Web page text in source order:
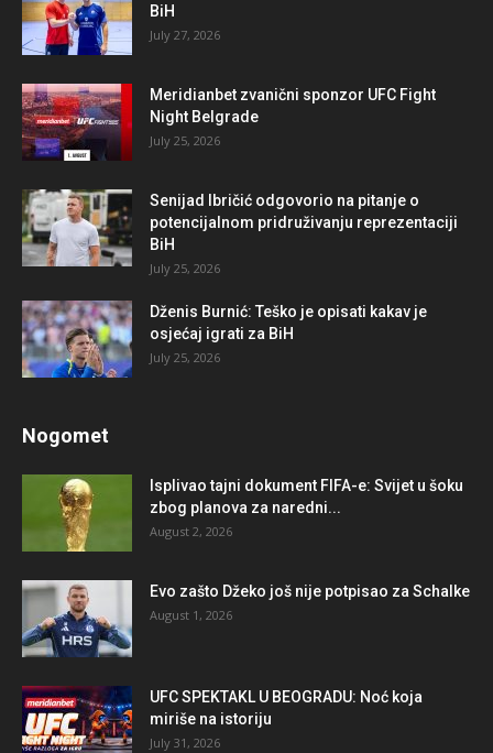
BiH
July 27, 2026
Meridianbet zvanični sponzor UFC Fight
Night Belgrade
July 25, 2026
Senijad Ibričić odgovorio na pitanje o
potencijalnom pridruživanju reprezentaciji
BiH
July 25, 2026
Dženis Burnić: Teško je opisati kakav je
osjećaj igrati za BiH
July 25, 2026
Nogomet
Isplivao tajni dokument FIFA-e: Svijet u šoku
zbog planova za naredni...
August 2, 2026
Evo zašto Džeko još nije potpisao za Schalke
August 1, 2026
UFC SPEKTAKL U BEOGRADU: Noć koja
miriše na istoriju
July 31, 2026